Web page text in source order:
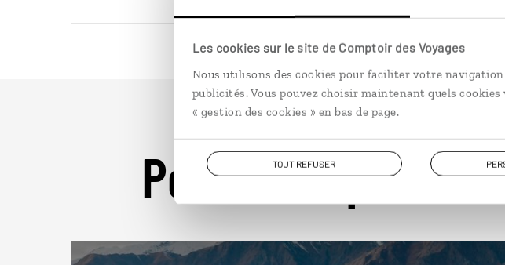
Les cookies sur le site de Comptoir des Voyages
Nous utilisons des cookies pour faciliter votre
publicités. Vous pouvez choisir maintenant quels
« gestion des cookies » en bas de page.
TOUT REFUSER
Pour aller plus